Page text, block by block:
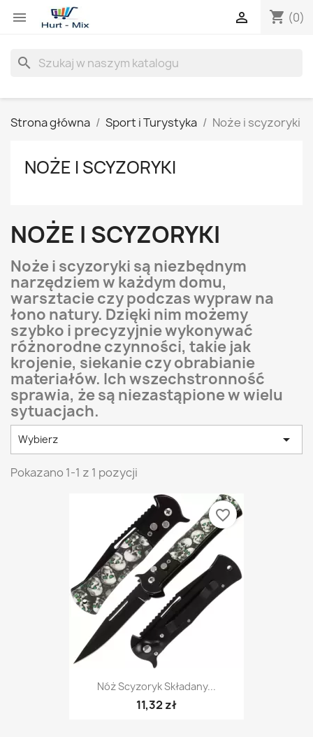
 shopping_cart (0)

search
Strona główna Sport i Turystyka Noże i scyzoryki
NOŻE I SCYZORYKI
NOŻE I SCYZORYKI
Noże i scyzoryki są niezbędnym
narzędziem w każdym domu,
warsztacie czy podczas wypraw na
łono natury. Dzięki nim możemy
szybko i precyzyjnie wykonywać
różnorodne czynności, takie jak
krojenie, siekanie czy obrabianie
materiałów. Ich wszechstronność
sprawia, że są niezastąpione w wielu
sytuacjach.
Wybierz 
Pokazano 1-1 z 1 pozycji
Nóż Scyzoryk Składany...
11,32 zł
favorite_border